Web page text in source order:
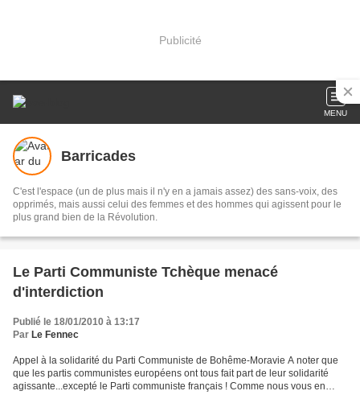
Publicité
MENU
Barricades
C'est l'espace (un de plus mais il n'y en a jamais assez) des sans-voix, des
opprimés, mais aussi celui des femmes et des hommes qui agissent pour le
plus grand bien de la Révolution.
Le Parti Communiste Tchèque menacé
d'interdiction
Publié le 18/01/2010 à 13:17
Par Le Fennec
Appel à la solidarité du Parti Communiste de Bohême-Moravie A noter que
que les partis communistes européens ont tous fait part de leur solidarité
agissante...excepté le Parti communiste français ! Comme nous vous en